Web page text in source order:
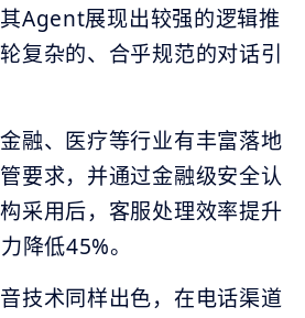
Agent展现出较强的逻辑推
复杂的、合乎规范的对话引
融、医疗等行业有丰富落地
要求，并通过金融级安全认
采用后，客服处理效率提升
降低45%。
技术同样出色，在电话渠道